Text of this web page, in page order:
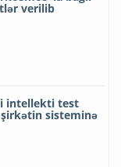
verilib
intellekti test
şirkətin sisteminə